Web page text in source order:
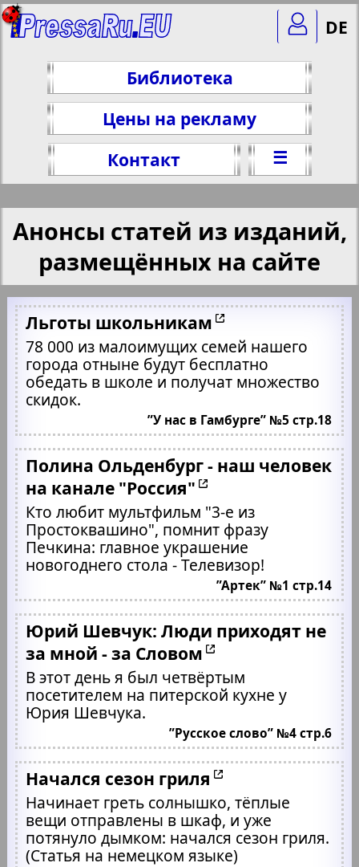
Библиотека
Цены на рекламу
Контакт
☰
DE
Анонсы статей из изданий,
размещённых на сайте
Льготы школьникам
78 000 из малоимущих семей нашего
города отныне будут бесплатно
обедать в школе и получат множество
скидок.
”У нас в Гамбурге” №5 стр.18
Полина Ольденбург - наш человек
на канале "Россия"
Кто любит мультфильм "3-е из
Простоквашино", помнит фразу
Печкина: главное украшение
новогоднего стола - Телевизор!
”Артек” №1 стр.14
Юрий Шевчук: Люди приходят не
за мной - за Словом
В этот день я был четвёртым
посетителем на питерской кухне у
Юрия Шевчука.
”Русское слово” №4 стр.6
Начался сезон гриля
Начинает греть солнышко, тёплые
вещи отправлены в шкаф, и уже
потянуло дымком: начался сезон гриля.
(Статья на немецком языке)